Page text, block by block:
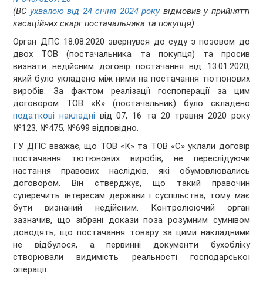
(ВС ухвалою від 24 січня 2024 рокувідмовив у прийнятті
касаційних скарг постачальника та покупця)
Орган ДПС 18.08.2020 звернувся до суду з позовом до
двох ТОВ (постачальника та покупця) та просив
визнати недійсним договір постачання від 13.01.2020,
який було укладено між ними на постачання тютюнових
виробів. За фактом реалізації госпоперації за цим
договором ТОВ «К» (постачальник) було складено
податкові накладні від 07, 16 та 20 травня 2020 року
№123, №475, №699 відповідно.
ГУ ДПС вважає, що ТОВ «К» та ТОВ «С» уклали договір
постачання тютюнових виробів, не переслідуючи
настання правових наслідків, які обумовлювались
договором. Він стверджує, що такий правочин
суперечить інтересам держави і суспільства, тому має
бути визнаний недійсним. Контролюючий орган
зазначив, що зібрані докази поза розумним сумнівом
доводять, що постачання товару за цими накладними
не відбулося, а первинні документи бухобліку
створювали видимість реальності господарської
операції.